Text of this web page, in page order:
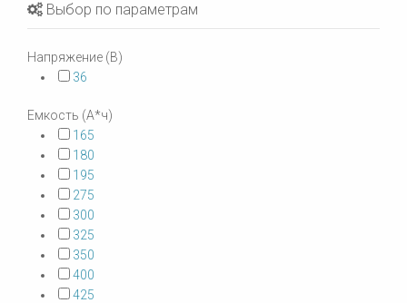
Выбор по параметрам
Напряжение (В)
36
Емкость (А*ч)
165
180
195
275
300
325
350
400
425